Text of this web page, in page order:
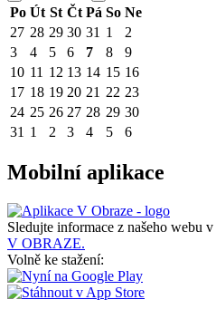
Po Út St Čt Pá So Ne
27 28 29 30 31 1
2
3
4 5 6 7 8
9
10 11 12 13 14 15 16
17 18 19 20 21 22 23
24 25 26 27 28 29 30
31 1 2 3 4 5 6
Mobilní aplikace
Sledujte informace z našeho webu v
V OBRAZE.
Volně ke stažení: